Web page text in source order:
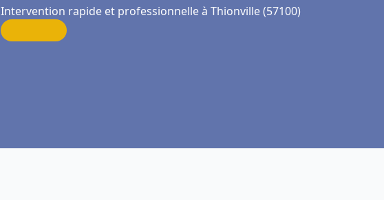
Intervention rapide et professionnelle à Thionville (57100)